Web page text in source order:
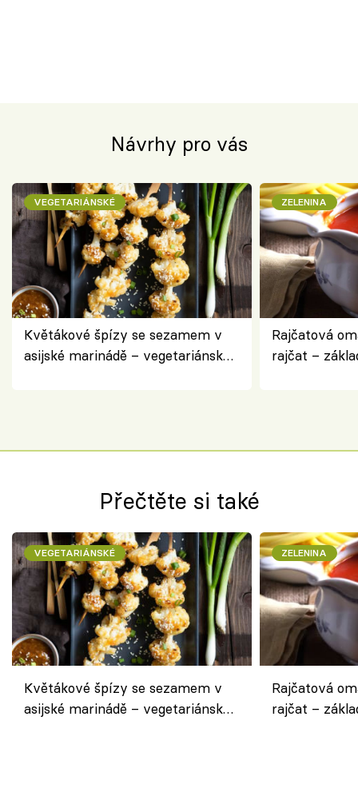
Návrhy pro vás
VEGETARIÁNSKÉ
Květákové špízy se sezamem v
asijské marinádě – vegetariánská
ZELENINA
Rajčatová
rajčat –
Přečtěte si také
VEGETARIÁNSKÉ
Květákové špízy se sezamem v
asijské marinádě – vegetariánská
ZELENINA
Rajčatová
rajčat –